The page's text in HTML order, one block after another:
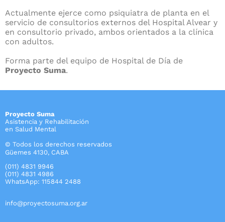
Actualmente ejerce como psiquiatra de planta en el
servicio de consultorios externos del Hospital Alvear y
en consultorio privado, ambos orientados a la clínica
con adultos.
Forma parte del equipo de Hospital de Día de
Proyecto Suma.
Proyecto Suma
Asistencia y Rehabilitación
en Salud Mental
© Todos los derechos reservados
Güemes 4130, CABA
(011) 4831 9946
(011) 4831 4986
WhatsApp: 115844 2488
info@proyectosuma.org.ar